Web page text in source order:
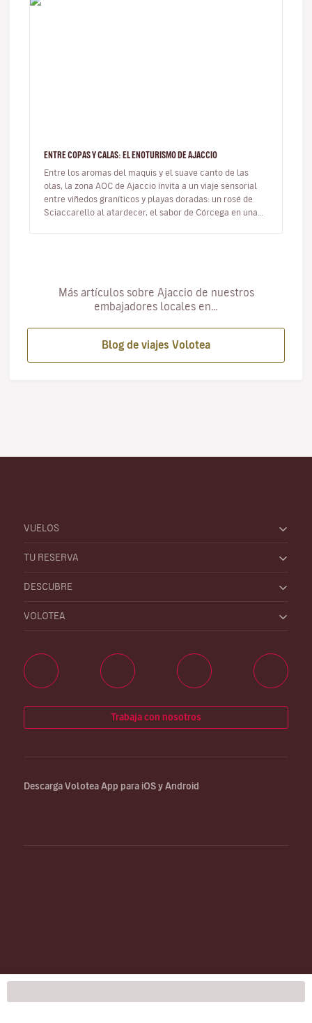
ENTRE COPAS Y CALAS: EL ENOTURISMO DE AJACCIO
Entre los aromas del maquis y el suave canto de las
olas, la zona AOC de Ajaccio invita a un viaje sensorial
entre viñedos graníticos y playas doradas: un rosé de
Sciaccarello al atardecer, el sabor de Córcega en una
Más artículos sobre Ajaccio de nuestros
embajadores locales en…
Blog de viajes Volotea
VUELOS
TU RESERVA
DESCUBRE
VOLOTEA
Trabaja con nosotros
Descarga Volotea App para iOS y Android